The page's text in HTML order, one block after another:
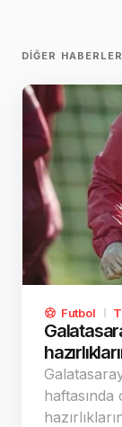
DIĞER HABERLER
Futbol
haftasında